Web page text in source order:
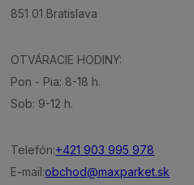
851 01 Bratislava
OTVÁRACIE HODINY:
Pon - Pia: 8-18 h.
Sob: 9-12 h.
Telefón:+421 903 995 978
E-mail:obchod@maxparket.sk